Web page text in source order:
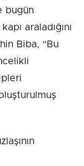
bugün
araladığını
Biba, “Bu